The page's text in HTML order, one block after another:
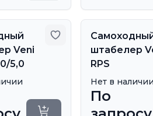
Добавить в
Veni
5,0
штабелер
RPS
Нет в наличии
По